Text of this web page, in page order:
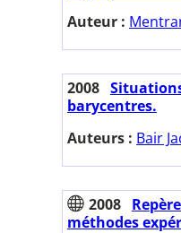
Auteur :
2008
barycentres.
Auteurs : Bair
2008
méthodes